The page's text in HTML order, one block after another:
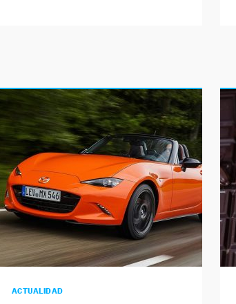
ACTUALIDAD